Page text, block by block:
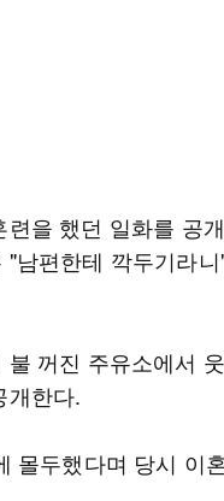
을 했던 일화를 공
남편한테 깍두기라
꺼진 주유소에서
개한다.
몰두했다며 당시 이